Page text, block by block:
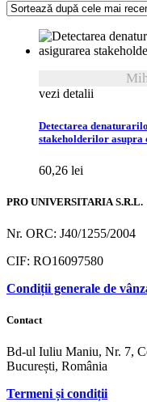
vezi detalii
Detectarea
stakeholderilor
60,26 lei
PRO UNIVERSITARIA S.R.L.
Nr. ORC: J40/1255/2004
CIF: RO16097580
Condiții generale de
Contact
Bd-ul Iuliu Maniu, Nr. 7,
București, România
Termeni și condiții